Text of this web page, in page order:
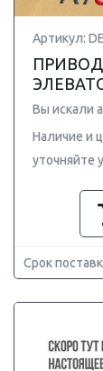
Артикул:
Вы искали
Наличие и
уточняйте
Срок